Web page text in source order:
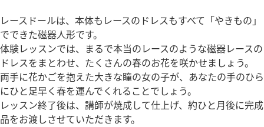
レースドールは、本体もレースのドレスもすべて「やきもの」
でできた磁器人形です。
体験レッスンでは、まるで本当のレースのような磁器レースの
ドレスをまとわせ、たくさんの春のお花を咲かせましょう。
両手に花かごを抱えた大きな瞳の女の子が、あなたの手のひら
にひと足早く春を運んでくれることでしょう。
レッスン終了後は、講師が焼成して仕上げ、約ひと月後に完成
品をお渡しさせていただきます。